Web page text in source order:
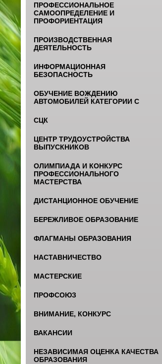
ПРОФЕССИОНАЛЬНОЕ
САМООПРЕДЕЛЕНИЕ И
ПРОФОРИЕНТАЦИЯ
ПРОИЗВОДСТВЕННАЯ
ДЕЯТЕЛЬНОСТЬ
ИНФОРМАЦИОННАЯ
БЕЗОПАСНОСТЬ
ОБУЧЕНИЕ ВОЖДЕНИЮ
АВТОМОБИЛЕЙ КАТЕГОРИИ С
СЦК
ЦЕНТР ТРУДОУСТРОЙСТВА
ВЫПУСКНИКОВ
ОЛИМПИАДА И КОНКУРС
ПРОФЕССИОНАЛЬНОГО
МАСТЕРСТВА
ДИСТАНЦИОННОЕ ОБУЧЕНИЕ
БЕРЕЖЛИВОЕ ОБРАЗОВАНИЕ
ФЛАГМАНЫ ОБРАЗОВАНИЯ
НАСТАВНИЧЕСТВО
МАСТЕРСКИЕ
ПРОФСОЮЗ
ВНИМАНИЕ, КОНКУРС
ВАКАНСИИ
НЕЗАВИСИМАЯ ОЦЕНКА КАЧЕСТВА
ОБРАЗОВАНИЯ